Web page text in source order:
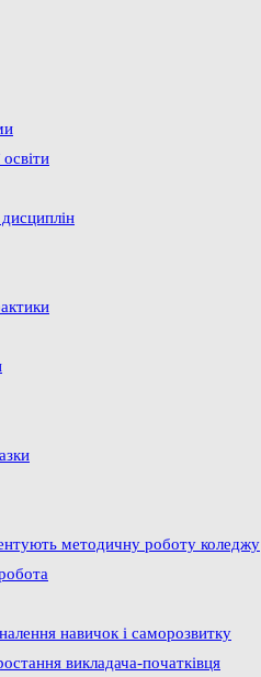
методичну роботу коледжу
навичок і саморозвитку
викладача-початківця